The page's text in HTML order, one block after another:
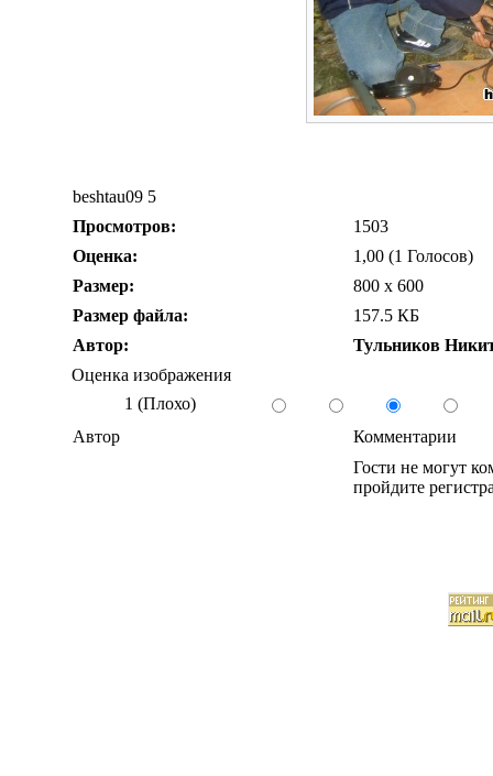
beshtau09 5
Просмотров:
1503
Оценка:
1,00 (1 Голосов)
Размер:
800 x 600
Размер файла:
157.5 КБ
Автор:
Тульников
Оценка изображения
1 (Плохо)
Автор
Комментарии
Гости не могут
пройдите